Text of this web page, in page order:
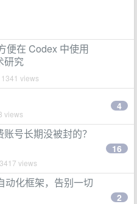
便在 Codex 中使用
研究
views
views
4
号长期没被封的？
views
16
动化框架，告别一切
2